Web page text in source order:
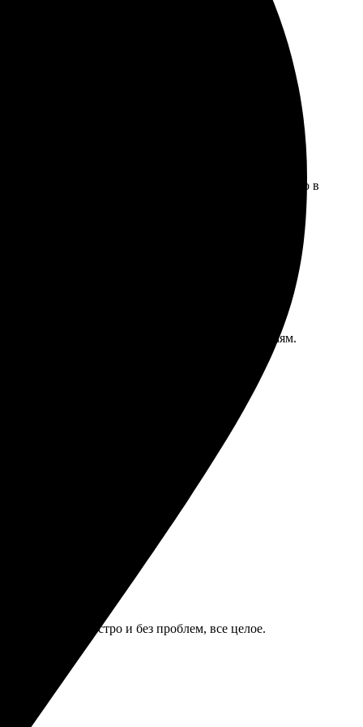
исходники были разные. Молодцы, подогнали
Только некоторые детали плохо соединялись, но в
рисунок начал слегка стираться по краям.
там.
Доставили быстро и без проблем, все целое.